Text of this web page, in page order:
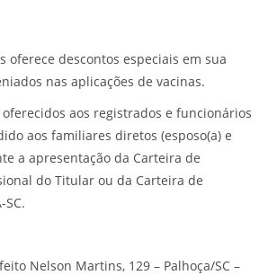
oferece descontos especiais em sua
nas aplicações de vacinas.
oferecidos aos registrados e funcionários
aos familiares diretos (esposo(a) e
a apresentação da Carteira de
do Titular ou da Carteira de
SC.
Nelson Martins, 129 – Palhoça/SC –